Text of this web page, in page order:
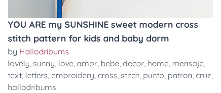
YOU ARE my SUNSHINE sweet modern cross
stitch pattern for kids and baby dorm
by Hallodribums
lovely, sunny, love, amor, bebe, decor, home, mensaje,
text, letters, embroidery, cross, stitch, punto, patron, cruz,
hallodribums